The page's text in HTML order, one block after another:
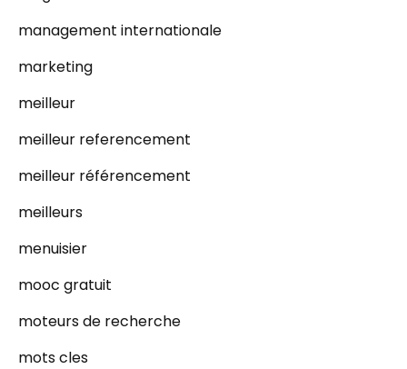
management internationale
marketing
meilleur
meilleur referencement
meilleur référencement
meilleurs
menuisier
mooc gratuit
moteurs de recherche
mots cles